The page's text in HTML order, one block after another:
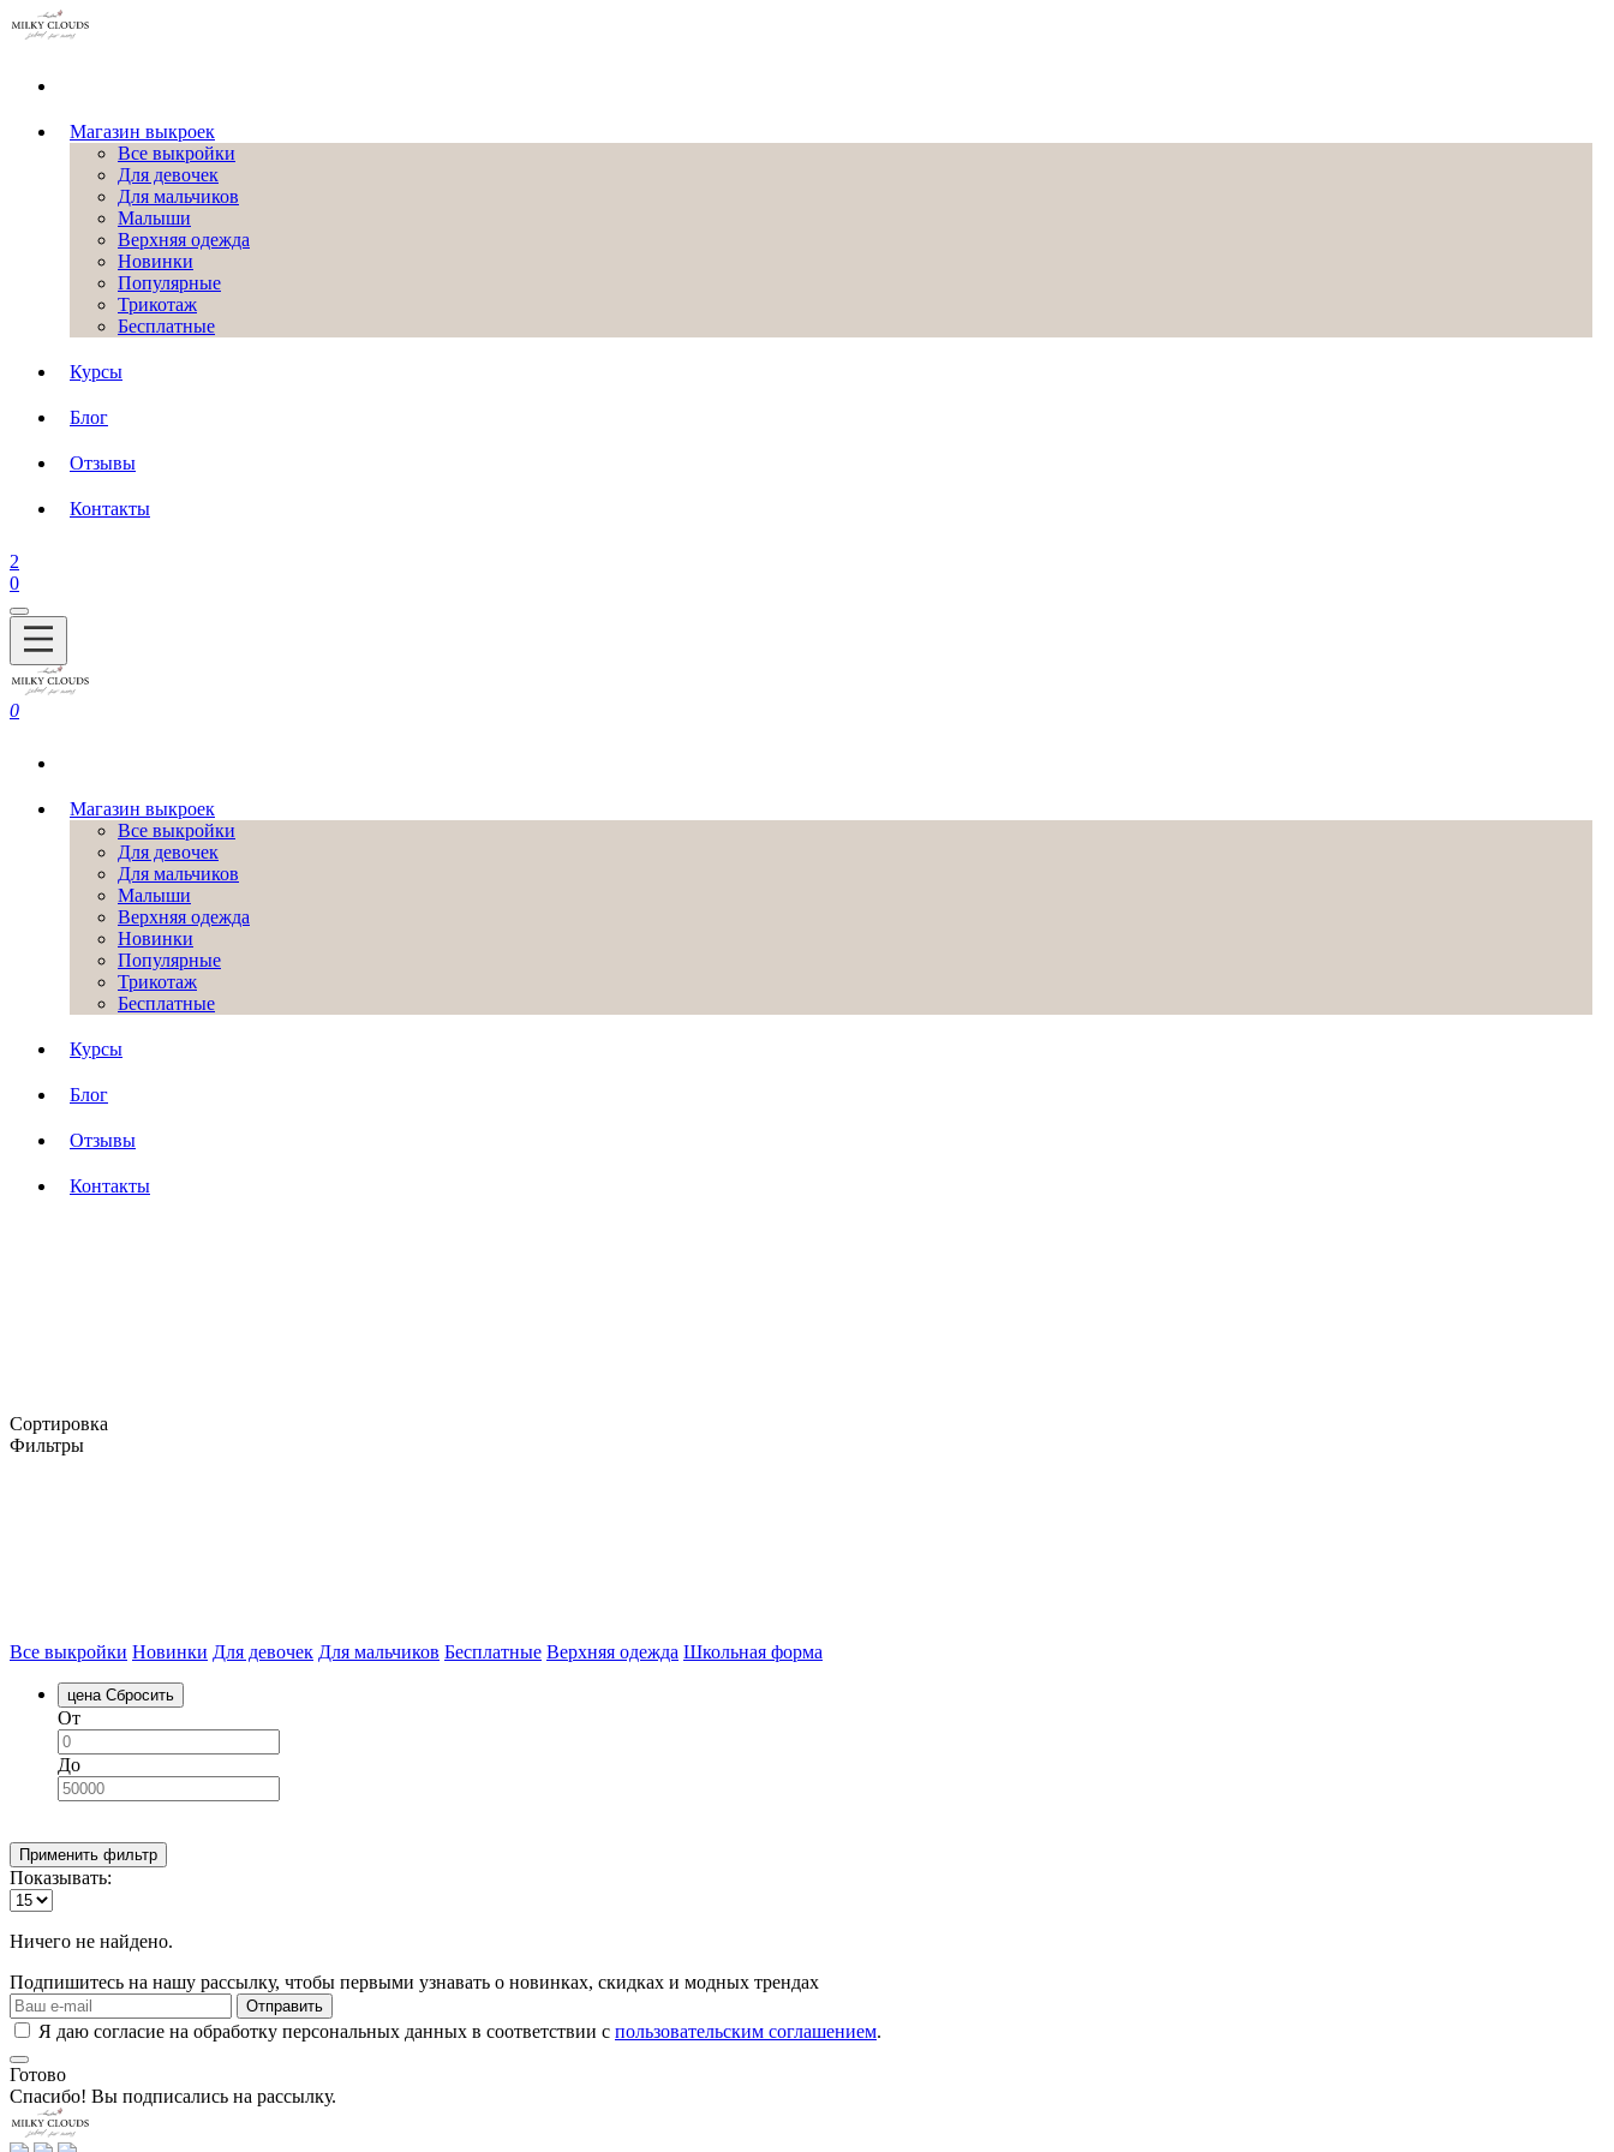
Магазин выкроек
Все выкройки
Для девочек
Для мальчиков
Малыши
Верхняя одежда
Новинки
Популярные
Трикотаж
Бесплатные
Курсы
Блог
Отзывы
Контакты
2
0
0
Магазин выкроек
Все выкройки
Для девочек
Для мальчиков
Малыши
Верхняя одежда
Новинки
Популярные
Трикотаж
Бесплатные
Курсы
Блог
Отзывы
Контакты
Сортировка
Фильтры
Все выкройки Новинки Для девочек Для мальчиков Бесплатные Верхняя одежда Школьная форма
цена Сбросить
От
До
Применить фильтр
Показывать:
Ничего не найдено.
Подпишитесь на нашу рассылку, чтобы первыми узнавать о новинках, скидках и модных трендах
Отправить
Я даю согласие на обработку персональных данных в соответствии с пользовательским соглашением.
Готово
Спасибо! Вы подписались на рассылку.